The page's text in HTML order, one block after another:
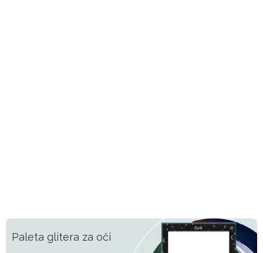
Paleta glitera za oči